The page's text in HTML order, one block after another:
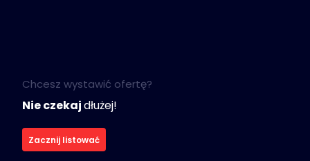
Chcesz wystawić ofertę?
Nie czekajdłużej!
Zacznij listować